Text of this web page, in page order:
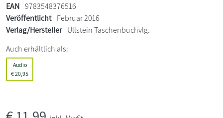
EAN 9783548376516
Veröffentlicht Februar 2016
Verlag/Hersteller Ullstein Taschenbuchvlg.
Auch erhältlich als:
Audio
€20,95